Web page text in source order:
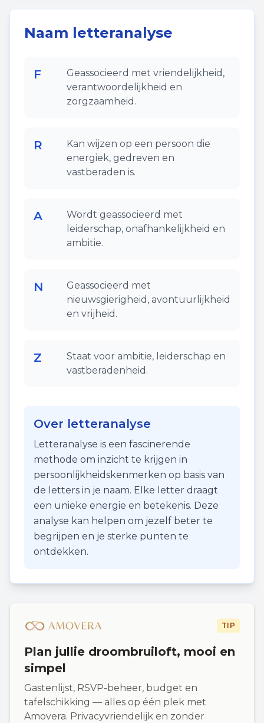
Naam letteranalyse
F
Geassocieerd met vriendelijkheid,
verantwoordelijkheid en
zorgzaamheid.
R
Kan wijzen op een persoon die
energiek, gedreven en
vastberaden is.
A
Wordt geassocieerd met
leiderschap, onafhankelijkheid en
ambitie.
N
Geassocieerd met
nieuwsgierigheid, avontuurlijkheid
en vrijheid.
Z
Staat voor ambitie, leiderschap en
vastberadenheid.
Over letteranalyse
Letteranalyse is een fascinerende
methode om inzicht te krijgen in
persoonlijkheidskenmerken op basis van
de letters in je naam. Elke letter draagt
een unieke energie en betekenis. Deze
analyse kan helpen om jezelf beter te
begrijpen en je sterke punten te
ontdekken.
TIP
Plan jullie droombruiloft, mooi en
simpel
Gastenlijst, RSVP-beheer, budget en
tafelschikking — alles op één plek met
Amovera. Privacyvriendelijk en zonder